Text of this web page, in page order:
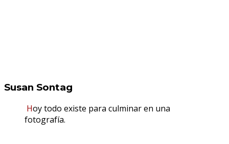
Susan Sontag
Hoy todo existe para culminar en una
fotografía.